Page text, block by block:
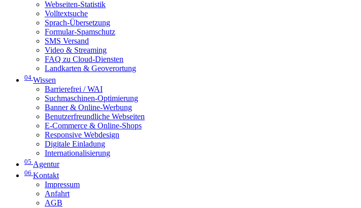
Webseiten-Statistik
Volltextsuche
Sprach-Übersetzung
Formular-Spamschutz
SMS Versand
Video & Streaming
FAQ zu Cloud-Diensten
Landkarten & Geoverortung
04 Wissen
Barrierefrei / WAI
Suchmaschinen-Optimierung
Banner & Online-Werbung
Benutzerfreundliche Webseiten
E-Commerce & Online-Shops
Responsive Webdesign
Digitale Einladung
Internationalisierung
05 Agentur
06 Kontakt
Impressum
Anfahrt
AGB